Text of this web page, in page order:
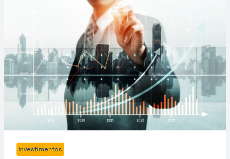
Investimentos